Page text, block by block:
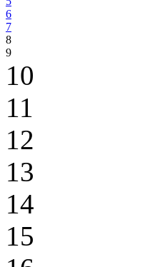
6
7
8
9
10
11
12
13
14
15